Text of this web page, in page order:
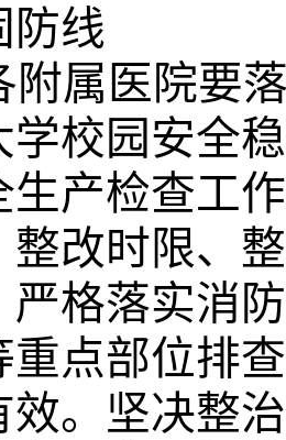
防线
附属医院要
学校园安全
生产检查工作
整改时限、
严格落实消
重点部位排
效。 坚决整